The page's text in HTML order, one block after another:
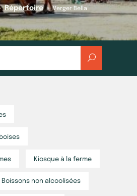
Répertoire » Verger Bella
Kiosque à la ferme
Boissons non alcoolisées